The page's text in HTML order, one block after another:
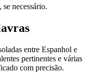
necessário.
entre Espanhol e
pertinentes e várias
com precisão.